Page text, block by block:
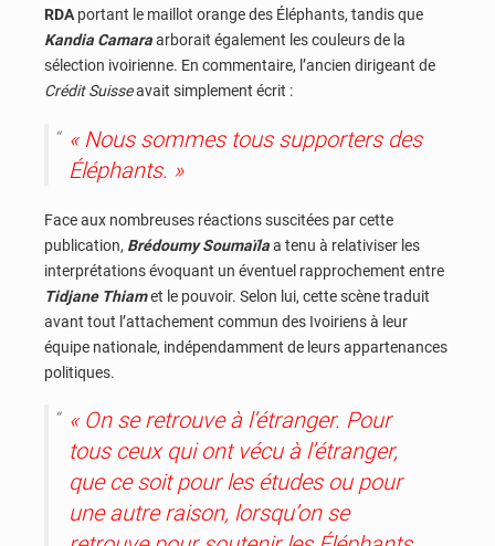
RDAportant le maillot orange des Éléphants, tandis que
Kandia Camaraarborait également les couleurs de la
sélection ivoirienne. En commentaire, l’ancien dirigeant de
Crédit Suisseavait simplement écrit :
« Nous sommes tous supporters des
Éléphants. »
Face aux nombreuses réactions suscitées par cette
publication, Brédoumy Soumaïlaa tenu à relativiser les
interprétations évoquant un éventuel rapprochement entre
Tidjane Thiamet le pouvoir. Selon lui, cette scène traduit
avant tout l’attachement commun des Ivoiriens à leur
équipe nationale, indépendamment de leurs appartenances
politiques.
« On se retrouve à l’étranger. Pour
tous ceux qui ont vécu à l’étranger,
que ce soit pour les études ou pour
une autre raison, lorsqu’on se